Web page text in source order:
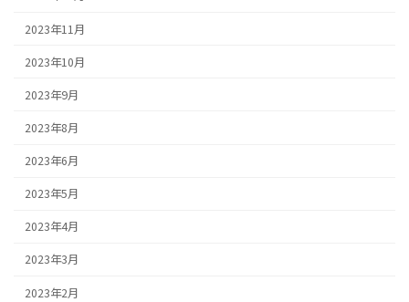
2023年11月
2023年10月
2023年9月
2023年8月
2023年6月
2023年5月
2023年4月
2023年3月
2023年2月